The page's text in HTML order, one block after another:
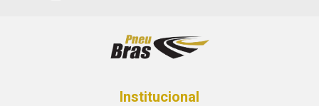
Institucional